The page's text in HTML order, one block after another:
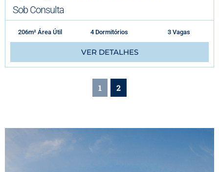
Sob Consulta
206m² Área Útil 4 Dormitórios 3 Vagas
VER DETALHES
1 2